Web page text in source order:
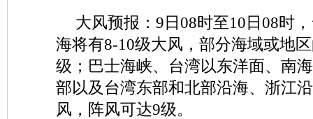
大风预报：9日08时至10日08时
海将有8-10级大风，部分海域或地
级；巴士海峡、台湾以东洋面、南
部以及台湾东部和北部沿海、浙江
风，阵风可达9级。